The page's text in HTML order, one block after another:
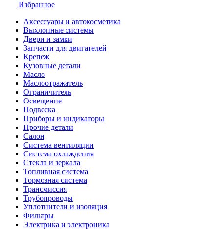
Избранное
Аксессуары и автокосметика
Выхлопные системы
Двери и замки
Запчасти для двигателей
Крепеж
Кузовные детали
Масло
Маслоотражатель
Ограничитель
Освещение
Подвеска
Приборы и индикаторы
Прочие детали
Салон
Система вентиляции
Система охлаждения
Стекла и зеркала
Топливная система
Тормозная система
Трансмиссия
Трубопроводы
Уплотнители и изоляция
Фильтры
Электрика и электроника